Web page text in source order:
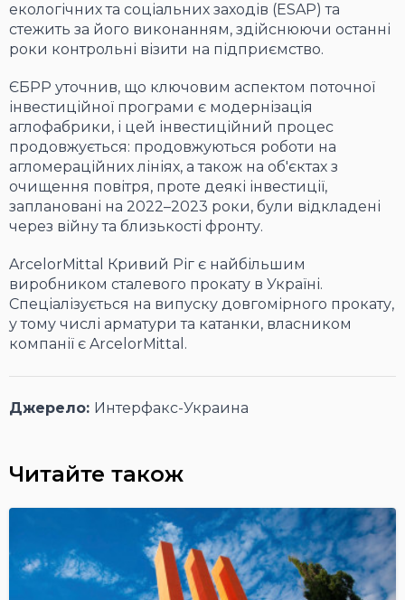
екологічних та соціальних заходів (ESAP) та
стежить за його виконанням, здійснюючи останні
роки контрольні візити на підприємство.
ЄБРР уточнив, що ключовим аспектом поточної
інвестиційної програми є модернізація
аглофабрики, і цей інвестиційний процес
продовжується: продовжуються роботи на
агломераційних лініях, а також на об'єктах з
очищення повітря, проте деякі інвестиції,
заплановані на 2022–2023 роки, були відкладені
через війну та близькості фронту.
ArcelorMittal Кривий Ріг є найбільшим
виробником сталевого прокату в Україні.
Спеціалізується на випуску довгомірного прокату,
у тому числі арматури та катанки, власником
компанії є ArcelorMittal.
Джерело: Интерфакс-Украина
Читайте також